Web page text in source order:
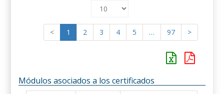
< 1 2 3 4 5 … 97 >
Módulos asociados a los certificados